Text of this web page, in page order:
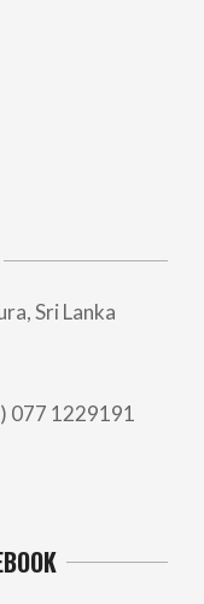
Sri Lanka
077 1229191